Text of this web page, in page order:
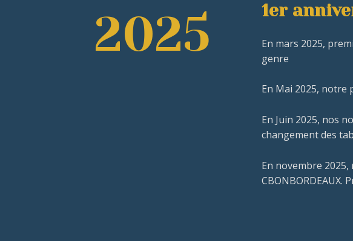
2025 1er
En mars 2025,
genre
En Mai 2025,
En Juin 2025, nos
changement des
En novembre